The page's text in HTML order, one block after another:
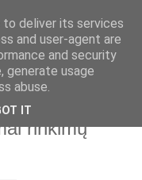
Iššūkiai
rinkimų
deliver its services
and user-agent are
and security
generate usage
abuse.
IT